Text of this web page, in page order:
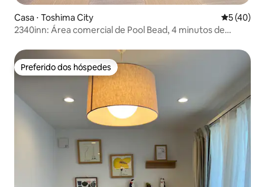
Casa ⋅ Toshima City 5 de uma
5 (40)
2340inn: Área comercial de Pool Bead, 4 minutos de
absolutamente bonito de 55 metros quadrados, tatami
japonês + sala de estar, 2 banheiros
Preferido dos hóspedes
Preferido dos hóspedes